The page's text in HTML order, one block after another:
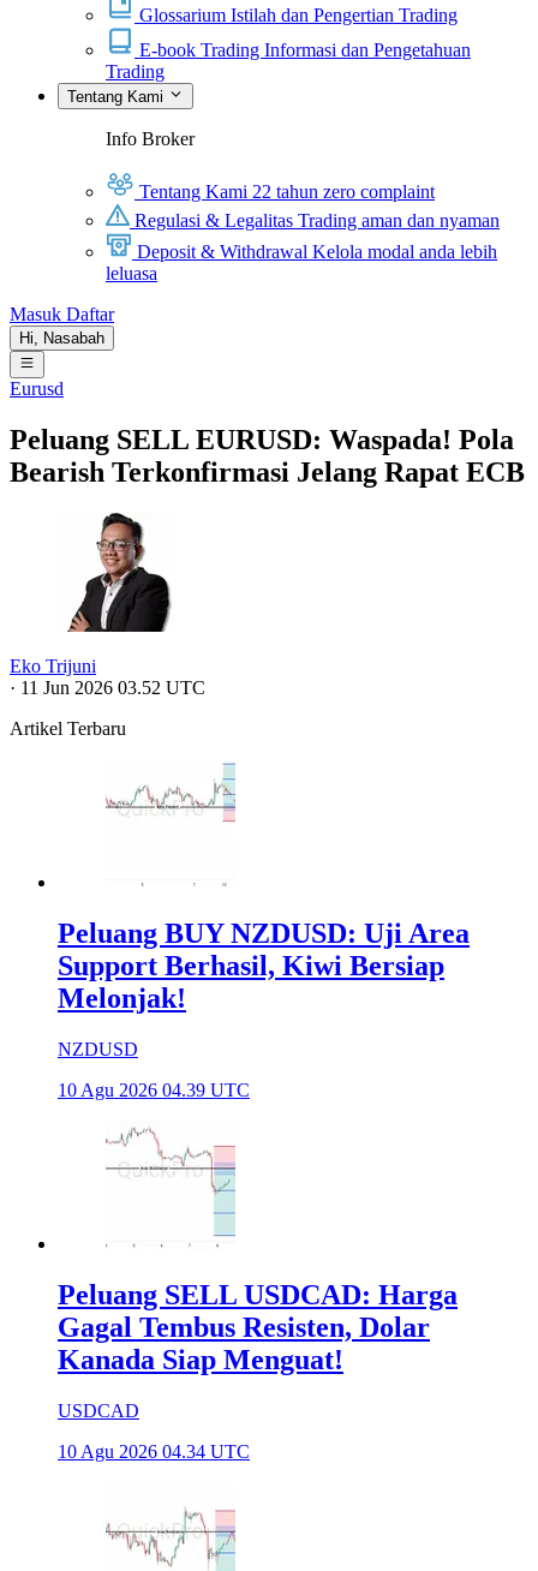
Glossarium Istilah dan Pengertian Trading
E-book Trading Informasi dan Pengetahuan
Trading
Tentang Kami
Info Broker
Tentang Kami 22 tahun zero complaint
Regulasi & Legalitas Trading aman dan nyaman
Deposit & Withdrawal Kelola modal anda lebih
leluasa
Masuk Daftar
Hi, Nasabah
Eurusd
Peluang SELL EURUSD: Waspada! Pola
Bearish Terkonfirmasi Jelang Rapat ECB
Eko Trijuni
· 11 Jun 2026 03.52 UTC
Artikel Terbaru
Peluang BUY NZDUSD: Uji Area
Support Berhasil, Kiwi Bersiap
Melonjak!
NZDUSD
10 Agu 2026 04.39 UTC
Peluang SELL USDCAD: Harga
Gagal Tembus Resisten, Dolar
Kanada Siap Menguat!
USDCAD
10 Agu 2026 04.34 UTC